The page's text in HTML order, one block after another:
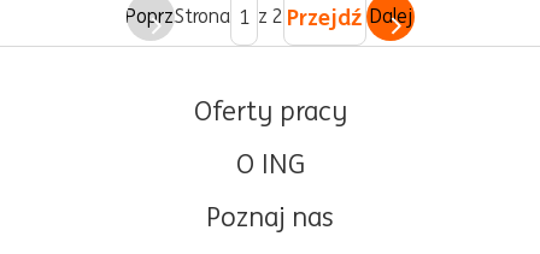
Poprz.Strona z 2 Przejdź Dalej
Oferty pracy
O ING
Poznaj nas